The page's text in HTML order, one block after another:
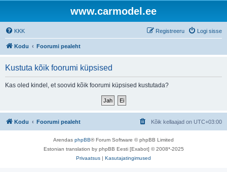
www.carmodel.ee
KKK Logi sisse
Registreeru
Kodu Foorumi pealeht
Kustuta kõik foorumi küpsised
Kas oled kindel, et soovid kõik foorumi küpsised kustutada?
Kodu Foorumi pealeht Kõik kellaajad on UTC+03:00
Arendas phpBB® Forum Software © phpBB Limited
Estonian translation by phpBB Eesti [Exabot] © 2008*-2025
Privaatsus | Kasutajatingimused